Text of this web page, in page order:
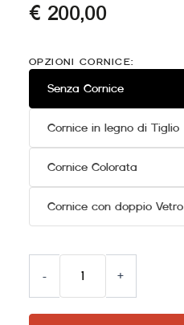
€ 200,00
OPZIONI CORNICE:
Senza Cornice
Cornice in legno di Tiglio
Cornice Colorata
Cornice con doppio Vetro
-
Santomaso
"H"
quantità
+
Alternative: